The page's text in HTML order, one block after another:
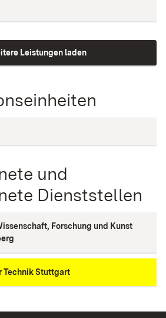
Leistungen laden
und
Dienststellen
Forschung und Kunst
Technik Stuttgart